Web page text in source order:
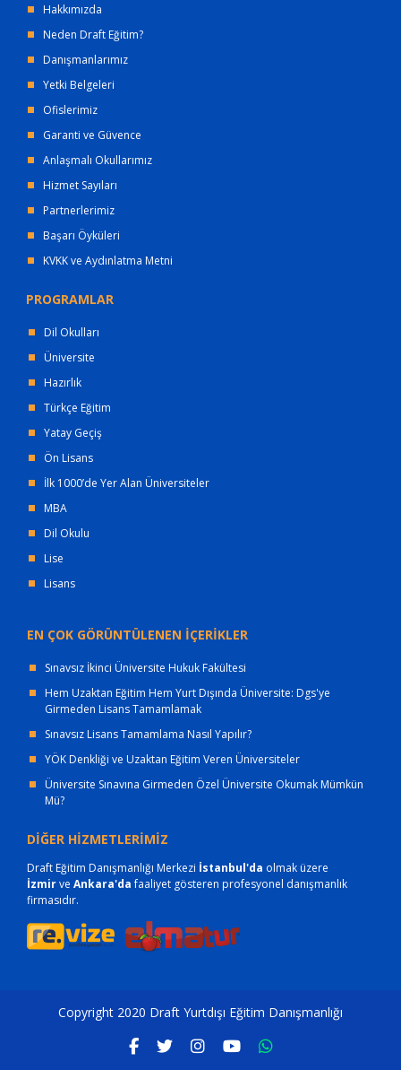
Hakkımızda
Neden Draft Eğitim?
Danışmanlarımız
Yetki Belgeleri
Ofislerimiz
Garanti ve Güvence
Anlaşmalı Okullarımız
Hizmet Sayıları
Partnerlerimiz
Başarı Öyküleri
KVKK ve Aydınlatma Metni
PROGRAMLAR
Dil Okulları
Üniversite
Hazırlık
Türkçe Eğitim
Yatay Geçiş
Ön Lisans
İlk 1000’de Yer Alan Üniversiteler
MBA
Dil Okulu
Lise
Lisans
EN ÇOK GÖRÜNTÜLENEN İÇERİKLER
Sınavsız İkinci Üniversite Hukuk Fakültesi
Hem Uzaktan Eğitim Hem Yurt Dışında Üniversite: Dgs'ye
Girmeden Lisans Tamamlamak
Sınavsız Lisans Tamamlama Nasıl Yapılır?
YÖK Denkliği ve Uzaktan Eğitim Veren Üniversiteler
Üniversite Sınavına Girmeden Özel Üniversite Okumak Mümkün
Mü?
DİĞER HİZMETLERİMİZ
Draft Eğitim Danışmanlığı Merkezi İstanbul'da olmak üzere
İzmirve Ankara'dafaaliyet gösteren profesyonel danışmanlık
firmasıdır.
Copyright 2020 Draft Yurtdışı Eğitim Danışmanlığı